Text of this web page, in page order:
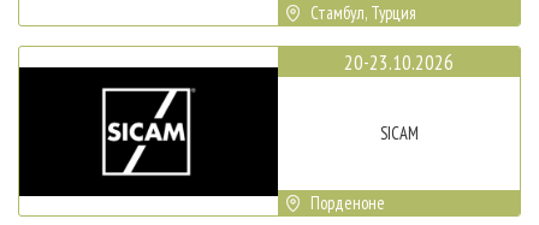
Стамбул, Турция
20-23.10.2026
SICAM
Порденоне